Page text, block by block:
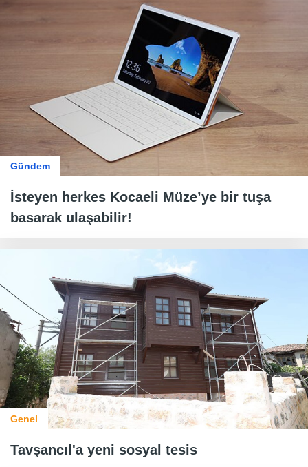
Gündem
İsteyen herkes Kocaeli Müze’ye bir tuşa
basarak ulaşabilir!
Genel
Tavşancıl'a yeni sosyal tesis